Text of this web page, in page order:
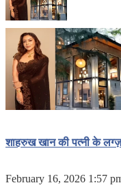
शाहरुख खान की पत्नी के
February 16, 2026 1:57